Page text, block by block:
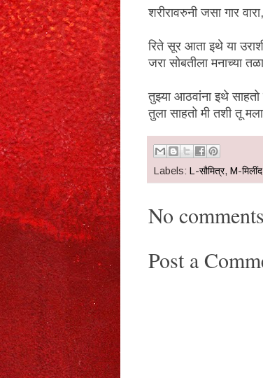
शरीरावरुनी जसा गार
रिते सूर आता इथे या
जरा सोबतीला मनाच्या
तुझ्या आठवांना इथे साहतो
तुला साहतो मी तशी तू
Labels: L-सौमित्र, M-
No
Post a